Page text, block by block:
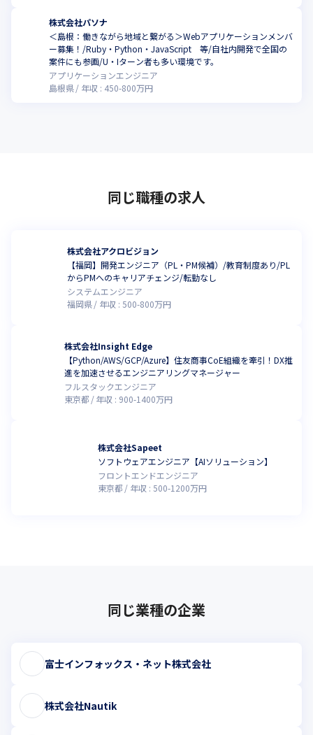
株式会社パソナ
＜島根：働きながら地域と繋がる＞Webアプリケーションメンバ
ー募集！/Ruby・Python・JavaScript 等/自社内開発で全国の
案件にも参画/U・Iターン者も多い環境です。
アプリケーションエンジニア
島根県
年収 : 450-800万円
同じ職種の求人
株式会社アクロビジョン
【福岡】開発エンジニア（PL・PM候補）/教育制度あり/PL
からPMへのキャリアチェンジ/転勤なし
システムエンジニア
福岡県
年収 : 500-800万円
株式会社Insight Edge
【Python/AWS/GCP/Azure】住友商事CoE組織を牽引！DX推
進を加速させるエンジニアリングマネージャー
フルスタックエンジニア
東京都
年収 : 900-1400万円
株式会社Sapeet
ソフトウェアエンジニア【AIソリューション】
フロントエンドエンジニア
東京都
年収 : 500-1200万円
同じ業種の企業
富士インフォックス・ネット株式会社
株式会社Nautik